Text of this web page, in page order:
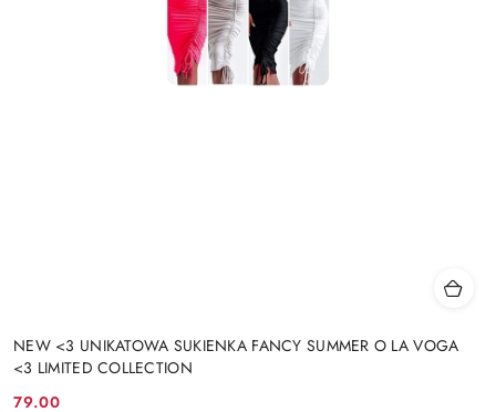
NEW <3 UNIKATOWA SUKIENKA FANCY SUMMER O LA VOGA
<3 LIMITED COLLECTION
79.00